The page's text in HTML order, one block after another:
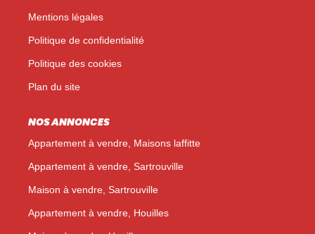
Mentions légales
Politique de confidentialité
Politique des cookies
Plan du site
NOS ANNONCES
Appartement à vendre, Maisons laffitte
Appartement à vendre, Sartrouville
Maison à vendre, Sartrouville
Appartement à vendre, Houilles